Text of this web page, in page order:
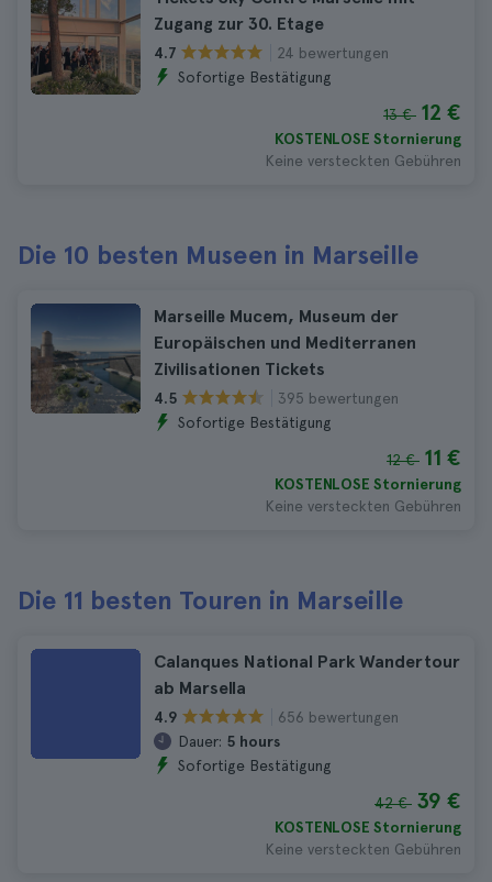
Zugang zur 30. Etage
4.7
24 bewertungen
Sofortige Bestätigung
13 € 12 €
KOSTENLOSE Stornierung
Keine versteckten Gebühren
Die 10 besten Museen in Marseille
Marseille Mucem, Museum der
Europäischen und Mediterranen
Zivilisationen Tickets
4.5
395 bewertungen
Sofortige Bestätigung
12 € 11 €
KOSTENLOSE Stornierung
Keine versteckten Gebühren
Die 11 besten Touren in Marseille
Calanques National Park Wandertour
ab Marsella
4.9
656 bewertungen
Dauer: 5 hours
Sofortige Bestätigung
42 € 39 €
KOSTENLOSE Stornierung
Keine versteckten Gebühren